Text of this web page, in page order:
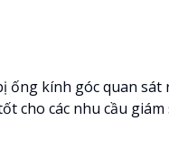
ống kính góc quan
cho các nhu cầu